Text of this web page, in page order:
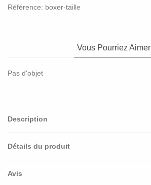
Référence: boxer-taille
Vous Pourriez Aimer
Pas d'objet
Description
Détails du produit
Avis